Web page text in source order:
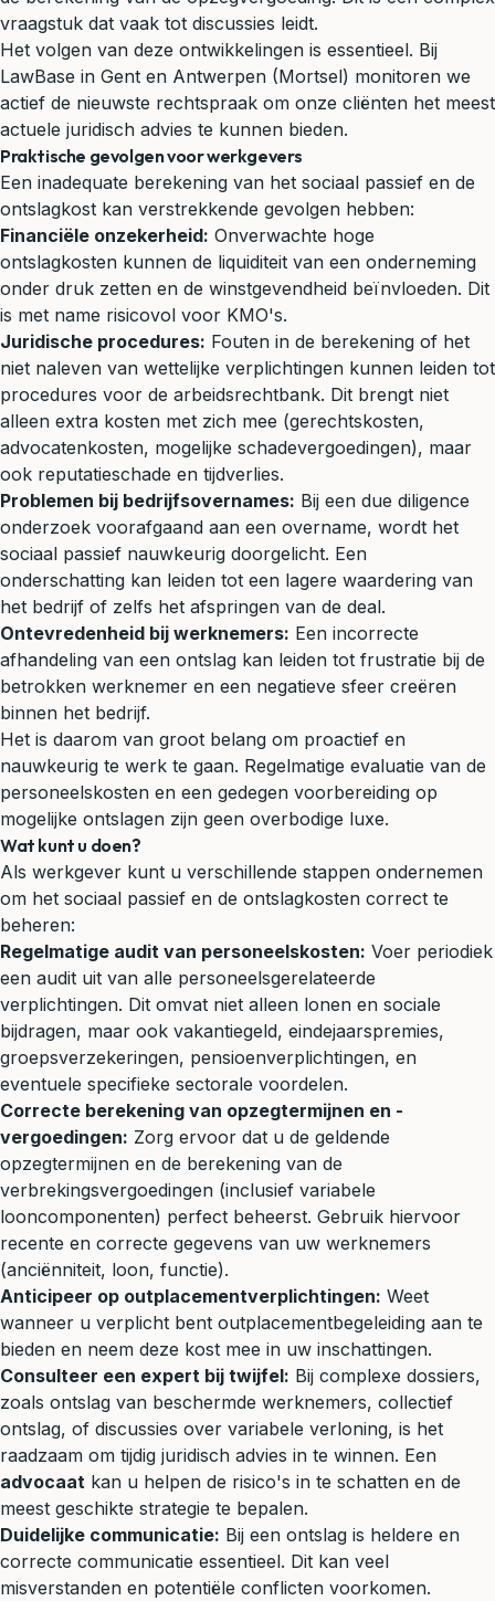
vraagstuk dat vaak tot discussies leidt.
Het volgen van deze ontwikkelingen is essentieel. Bij
LawBase in Gent en Antwerpen (Mortsel) monitoren we
actief de nieuwste rechtspraak om onze cliënten het meest
actuele juridisch advies te kunnen bieden.
Praktische gevolgen voor werkgevers
Een inadequate berekening van het sociaal passief en de
ontslagkost kan verstrekkende gevolgen hebben:
Financiële onzekerheid: Onverwachte hoge
ontslagkosten kunnen de liquiditeit van een onderneming
onder druk zetten en de winstgevendheid beïnvloeden. Dit
is met name risicovol voor KMO's.
Juridische procedures: Fouten in de berekening of het
niet naleven van wettelijke verplichtingen kunnen leiden tot
procedures voor de arbeidsrechtbank. Dit brengt niet
alleen extra kosten met zich mee (gerechtskosten,
advocatenkosten, mogelijke schadevergoedingen), maar
ook reputatieschade en tijdverlies.
Problemen bij bedrijfsovernames: Bij een due diligence
onderzoek voorafgaand aan een overname, wordt het
sociaal passief nauwkeurig doorgelicht. Een
onderschatting kan leiden tot een lagere waardering van
het bedrijf of zelfs het afspringen van de deal.
Ontevredenheid bij werknemers: Een incorrecte
afhandeling van een ontslag kan leiden tot frustratie bij de
betrokken werknemer en een negatieve sfeer creëren
binnen het bedrijf.
Het is daarom van groot belang om proactief en
nauwkeurig te werk te gaan. Regelmatige evaluatie van de
personeelskosten en een gedegen voorbereiding op
mogelijke ontslagen zijn geen overbodige luxe.
Wat kunt u doen?
Als werkgever kunt u verschillende stappen ondernemen
om het sociaal passief en de ontslagkosten correct te
beheren:
Regelmatige audit van personeelskosten: Voer periodiek
een audit uit van alle personeelsgerelateerde
verplichtingen. Dit omvat niet alleen lonen en sociale
bijdragen, maar ook vakantiegeld, eindejaarspremies,
groepsverzekeringen, pensioenverplichtingen, en
eventuele specifieke sectorale voordelen.
Correcte berekening van opzegtermijnen en -
vergoedingen: Zorg ervoor dat u de geldende
opzegtermijnen en de berekening van de
verbrekingsvergoedingen (inclusief variabele
looncomponenten) perfect beheerst. Gebruik hiervoor
recente en correcte gegevens van uw werknemers
(anciënniteit, loon, functie).
Anticipeer op outplacementverplichtingen: Weet
wanneer u verplicht bent outplacementbegeleiding aan te
bieden en neem deze kost mee in uw inschattingen.
Consulteer een expert bij twijfel: Bij complexe dossiers,
zoals ontslag van beschermde werknemers, collectief
ontslag, of discussies over variabele verloning, is het
raadzaam om tijdig juridisch advies in te winnen. Een
advocaat kan u helpen de risico's in te schatten en de
meest geschikte strategie te bepalen.
Duidelijke communicatie: Bij een ontslag is heldere en
correcte communicatie essentieel. Dit kan veel
misverstanden en potentiële conflicten voorkomen.